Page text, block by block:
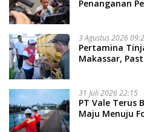
Penanganan
3 Agustus 2026
Pertamina
Makassar,
31 Juli 2026 22:15
PT Vale Terus
Maju Menuju